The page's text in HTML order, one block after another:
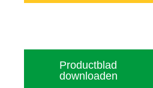
Productblad
downloaden